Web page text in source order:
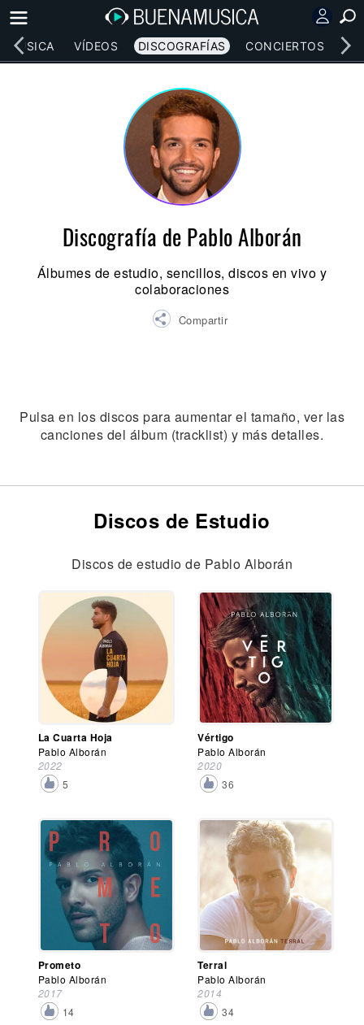
MÚSICA VÍDEOS DISCOGRAFÍAS CONCIERTOS
Discografía de Pablo Alborán
Álbumes de estudio, sencillos, discos en vivo y
colaboraciones
Compartir
Pulsa en los discos para aumentar el tamaño, ver las
canciones del álbum (tracklist) y más detalles.
Discos de Estudio
Discos de estudio de Pablo Alborán
La Cuarta Hoja
Pablo Alborán
2022
5
Vértigo
Pablo Alborán
2020
36
Prometo
Pablo Alborán
2017
14
Terral
Pablo Alborán
2014
34